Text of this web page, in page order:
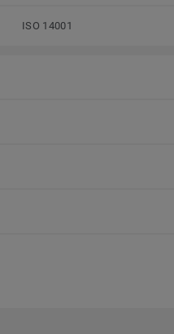
ISO 14001